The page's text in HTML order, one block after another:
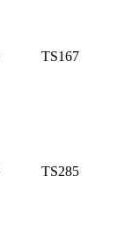
TS167
TS285